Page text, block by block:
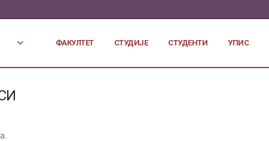
ФАКУЛТЕТ СТУДИЈЕ СТУДЕНТИ УПИС